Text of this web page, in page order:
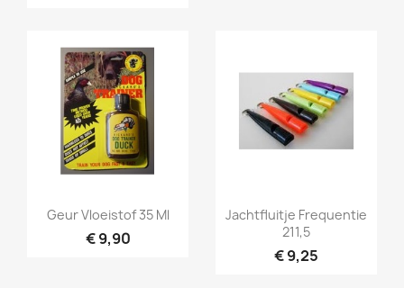
Snel bekijken
Geur Vloeistof 35 Ml
€ 9,90
Snel bekijken
Jachtfluitje Frequentie
211,5
€ 9,25